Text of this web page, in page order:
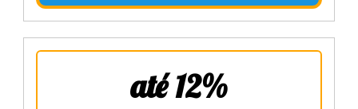
até 12%